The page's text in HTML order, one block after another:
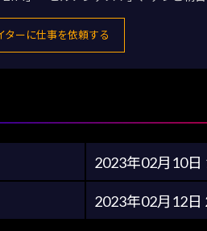
ターに仕事を依頼する
2023年02月10日
2023年02月12日